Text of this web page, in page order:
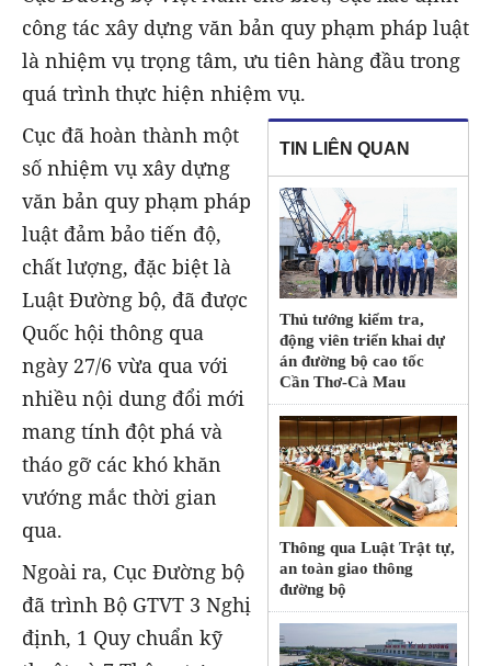
công tác xây dựng văn bản quy phạm pháp luật
là nhiệm vụ trọng tâm, ưu tiên hàng đầu trong
quá trình thực hiện nhiệm vụ.
TIN LIÊN QUAN
Thủ tướng kiểm tra,
động viên triển khai dự
án đường bộ cao tốc
Cần Thơ-Cà Mau
Thông qua Luật Trật tự,
an toàn giao thông
đường bộ
Cục đã hoàn thành một
số nhiệm vụ xây dựng
văn bản quy phạm pháp
luật đảm bảo tiến độ,
chất lượng, đặc biệt là
Luật Đường bộ, đã được
Quốc hội thông qua
ngày 27/6 vừa qua với
nhiều nội dung đổi mới
mang tính đột phá và
tháo gỡ các khó khăn
vướng mắc thời gian
qua.
Ngoài ra, Cục Đường bộ
đã trình Bộ GTVT 3 Nghị
định, 1 Quy chuẩn kỹ